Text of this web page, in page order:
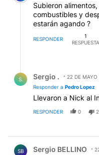
Subieron
combustibles y
estarán agando ?
RESPONDER
1
RESPUESTA
S. Sergio .
22 DE MAYO
Responder a Pedro Lopez
Llevaron a Nick al
RESPONDER 0 2
SB Sergio BELLINO